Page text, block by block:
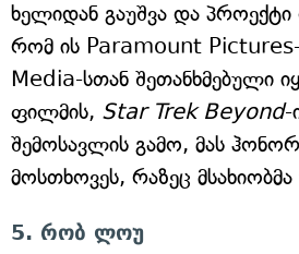
ხელიდან გაუშვა და პროექტი
რომ ის Paramount
Media-სთან შეთანხმებული
ფილმის, Star Trek Beyond-
შემოსავლის გამო, მას
მოსთხოვეს, რაზეც მსახიობმა
5. რობ ლოუ